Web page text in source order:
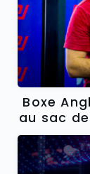
Boxe
au sac